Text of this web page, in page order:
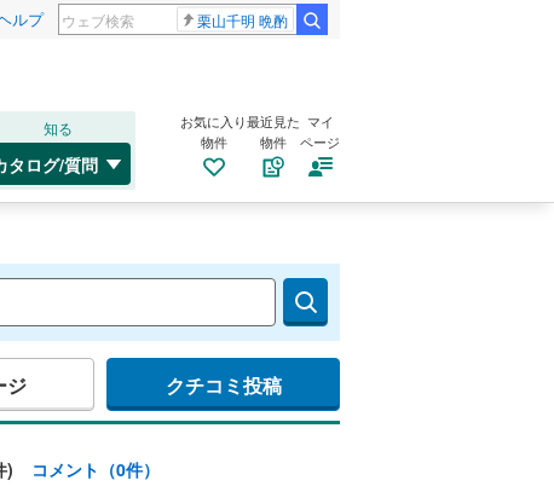
ルプ 栗山千明 晩酌
知る
タログ/質問
お気に入り
物件
最近見た
物件
マイ
ページ
ジ クチコミ投稿
) コメント（0件）